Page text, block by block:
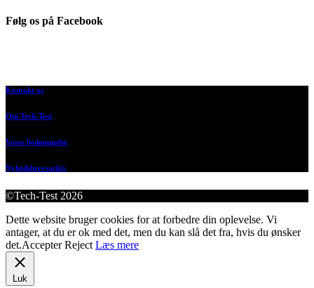
Følg os på Facebook
Kontakt os
Om Tech-Test
Vores bedømmelse
Nyhedsbrevsarkiv
©Tech-Test 2026
Dette website bruger cookies for at forbedre din oplevelse. Vi
antager, at du er ok med det, men du kan slå det fra, hvis du ønsker
det.Accepter Reject Læs mere
Luk